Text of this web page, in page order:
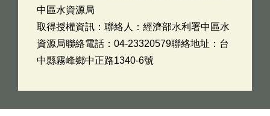
中區水資源局
取得授權資訊：聯絡人：經濟部水利署中區水
資源局聯絡電話：04-23320579聯絡地址：台
中縣霧峰鄉中正路1340-6號